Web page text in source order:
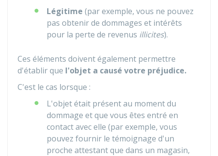
Légitime (par exemple, vous ne pouvez
pas obtenir de dommages et intérêts
pour la perte de revenus illicites).
Ces éléments doivent également permettre
d'établir que l'objet a causé votre préjudice.
C'est le cas lorsque :
L'objet était présent au moment du
dommage et que vous êtes entré en
contact avec elle (par exemple, vous
pouvez fournir le témoignage d'un
proche attestant que dans un magasin,